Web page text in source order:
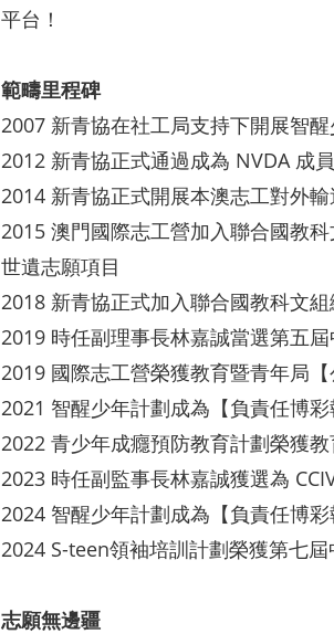
平台！
範疇里程碑
2007 新青協在社工局支持下開展智
2012 新青協正式通過成為 NVDA 成
2014 新青協正式開展本澳志工對外
2015 澳門國際志工營加入聯合國教
世遺志願項目
2018 新青協正式加入聯合國教科文
2019 時任副理事長林嘉誠當選第五
2019 國際志工營榮獲教育暨青年局【
2021 智醒少年計劃成為【負責任博彩
2022 青少年成癮預防教育計劃榮獲
2023 時任副監事長林嘉誠獲選為
2024 智醒少年計劃成為【負責任博彩
2024 S-teen領袖培訓計劃榮獲第七
志願無邊疆